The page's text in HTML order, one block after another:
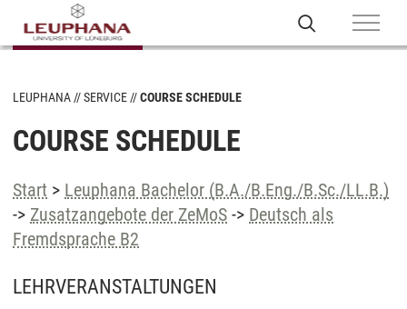
LEUPHANA SERVICE COURSE SCHEDULE
COURSE SCHEDULE
Start > Leuphana Bachelor (B.A./B.Eng./B.Sc./LL.B.)
-> Zusatzangebote der ZeMoS -> Deutsch als
Fremdsprache B2
LEHRVERANSTALTUNGEN